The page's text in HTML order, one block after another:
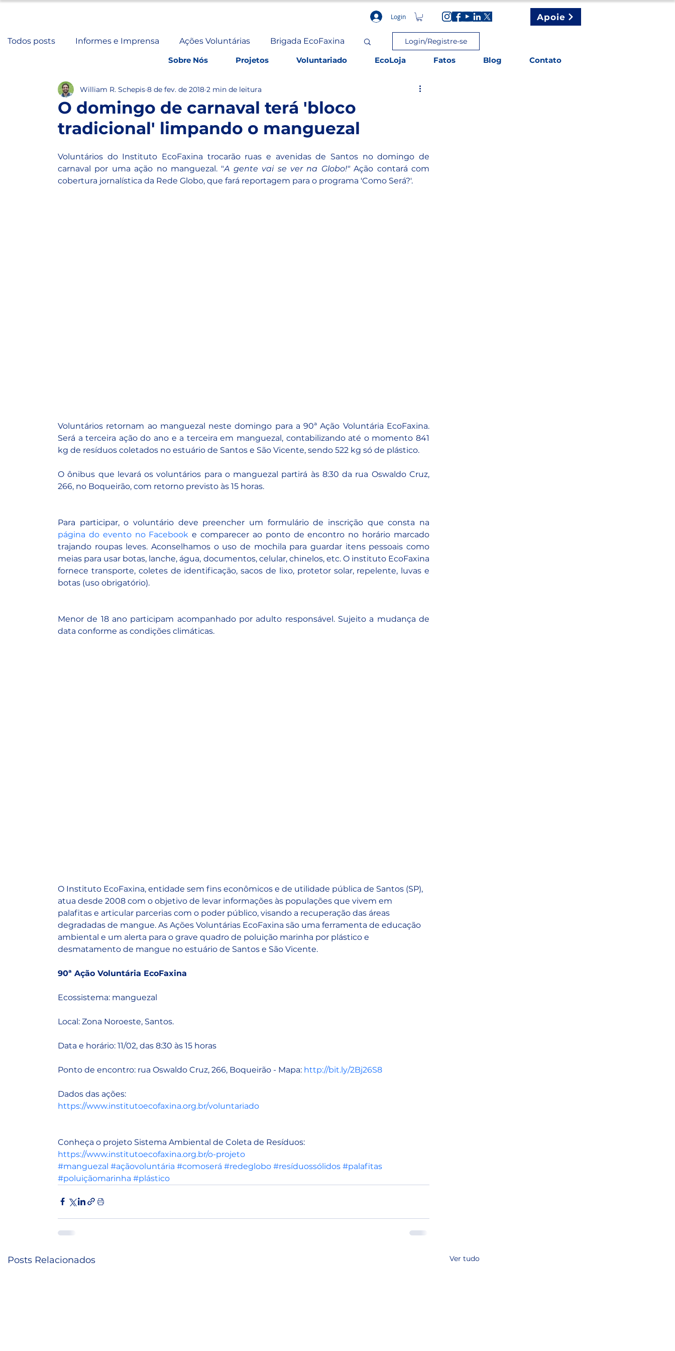
Login Apoie
Sobre Nós Projetos Voluntariado EcoLoja Fatos Blog Contato
Todos posts Informes e Imprensa Ações Voluntárias Brigada EcoFaxina Login/Registre-se
O domingo de carnaval terá 'bloco
tradicional' limpando o manguezal
William R. Schepis 8 de fev. de 2018 2 min de leitura
Voluntários do Instituto EcoFaxina trocarão ruas e avenidas de Santos no domingo de
carnaval por uma ação no manguezal. "A gente vai se ver na Globo!" Ação contará com
cobertura jornalística da Rede Globo, que fará reportagem para o programa 'Como Será?'.
Voluntários retornam ao manguezal neste domingo para a 90ª Ação Voluntária EcoFaxina.
Será a terceira ação do ano e a terceira em manguezal, contabilizando até o momento 841
kg de resíduos coletados no estuário de Santos e São Vicente, sendo 522 kg só de plástico.
O ônibus que levará os voluntários para o manguezal partirá às 8:30 da rua Oswaldo Cruz,
266, no Boqueirão, com retorno previsto às 15 horas.
página do evento no Facebook e comparecer ao ponto de encontro no horário marcado
trajando roupas leves. Aconselhamos o uso de mochila para guardar itens pessoais como
meias para usar botas, lanche, água, documentos, celular, chinelos, etc. O instituto EcoFaxina
fornece transporte, coletes de identificação, sacos de lixo, protetor solar, repelente, luvas e
botas (uso obrigatório).
Menor de 18 ano participam acompanhado por adulto responsável. Sujeito a mudança de
data conforme as condições climáticas.
O Instituto EcoFaxina, entidade sem fins econômicos e de utilidade pública de Santos (SP),
atua desde 2008 com o objetivo de levar informações às populações que vivem em
palafitas e articular parcerias com o poder público, visando a recuperação das áreas
degradadas de mangue. As Ações Voluntárias EcoFaxina são uma ferramenta de educação
ambiental e um alerta para o grave quadro de poluição marinha por plástico e
desmatamento de mangue no estuário de Santos e São Vicente.
90ª Ação Voluntária EcoFaxina
Ecossistema: manguezal
Local: Zona Noroeste, Santos.
Data e horário: 11/02, das 8:30 às 15 horas
Ponto de encontro: rua Oswaldo Cruz, 266, Boqueirão - Mapa: http://bit.ly/2Bj26S8
Dados das ações:
https://www.institutoecofaxina.org.br/voluntariado
Conheça o projeto Sistema Ambiental de Coleta de Resíduos:
https://www.institutoecofaxina.org.br/o-projeto
#manguezal #açãovoluntária #comoserá #redeglobo #resíduossólidos #palafitas
#poluiçãomarinha #plástico
Posts Relacionados Ver tudo